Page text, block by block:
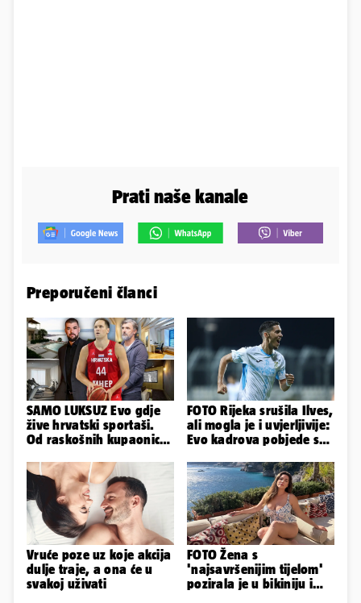
Prati naše kanale
Preporučeni članci
SAMO LUKSUZ Evo gdje
žive hrvatski sportaši.
Od raskošnih kupaonica
FOTO Rijeka srušila Ilves,
ali mogla je i uvjerljivije:
Evo kadrova pobjede s
Vruće poze uz koje akcija
dulje traje, a ona će u
svakoj uživati
FOTO Žena s
'najsavršenijim tijelom'
pozirala je u bikiniju i